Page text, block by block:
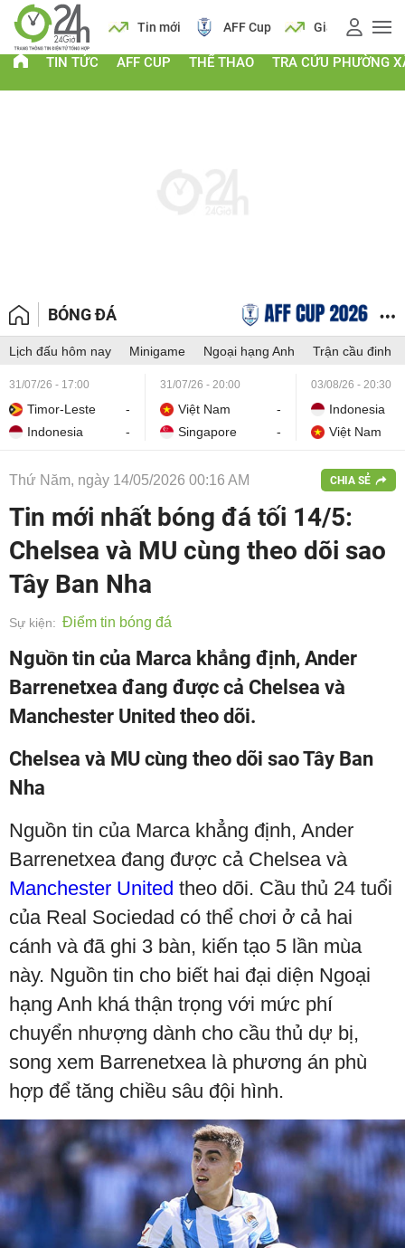
Lịch Tin mới AFF Cup Giá vàng
TIN TỨC AFF CUP THỂ THAO TRA CỨU PHƯỜNG
BÓNG ĐÁ
Lịch đấu hôm nay Minigame Ngoại hạng Anh Trận cầu đinh
31/07/26 - 17:00
Timor-Leste
-
Indonesia
-
31/07/26 - 20:00
Việt Nam
-
Singapore
-
03/08/26 - 20:30
Indonesia
Việt Nam
Thứ Năm, ngày 14/05/2026 00:16 AM CHIA SẺ
Tin mới nhất bóng đá tối 14/5:
Chelsea và MU cùng theo dõi sao
Tây Ban Nha
Sự kiện: Điểm tin bóng đá
Nguồn tin của Marca khẳng định, Ander
Barrenetxea đang được cả Chelsea và
Manchester United theo dõi.
Chelsea và MU cùng theo dõi sao Tây Ban
Nha
Nguồn tin của Marca khẳng định, Ander
Barrenetxea đang được cả Chelsea và
Manchester United theo dõi. Cầu thủ 24 tuổi
của Real Sociedad có thể chơi ở cả hai
cánh và đã ghi 3 bàn, kiến tạo 5 lần mùa
này. Nguồn tin cho biết hai đại diện Ngoại
hạng Anh khá thận trọng với mức phí
chuyển nhượng dành cho cầu thủ dự bị,
song xem Barrenetxea là phương án phù
hợp để tăng chiều sâu đội hình.